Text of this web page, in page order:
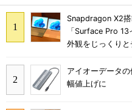
Snapdragon X2
「Surface Pro
外観をじっくり
アイオーデータ
幅値上げに